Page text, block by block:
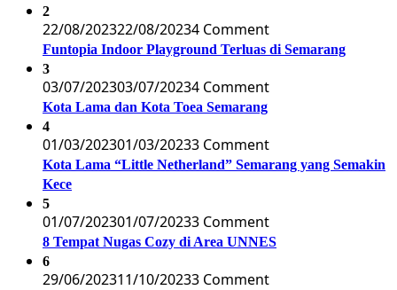
2
22/08/202322/08/20234 Comment
Funtopia Indoor Playground Terluas di Semarang
3
03/07/202303/07/20234 Comment
Kota Lama dan Kota Toea Semarang
4
01/03/202301/03/20233 Comment
Kota Lama “Little Netherland” Semarang yang Semakin
Kece
5
01/07/202301/07/20233 Comment
8 Tempat Nugas Cozy di Area UNNES
6
29/06/202311/10/20233 Comment